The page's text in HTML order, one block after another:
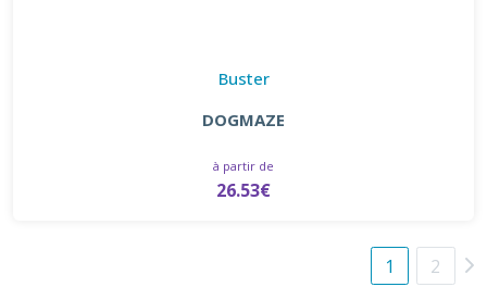
Buster
DOGMAZE
à partir de
26.53€
1 2